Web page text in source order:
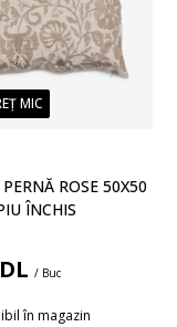
MIC
ROSE 50X50
ÎNCHIS
/ Buc
în magazin